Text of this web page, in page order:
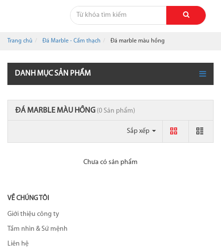
Trang chủ Đá Marble - Cẩm thạch Đá marble màu hồng
DANH MỤC SẢN PHẨM
ĐÁ MARBLE MÀU HỒNG (0 Sản phẩm)
Sắp xếp
Chưa có sản phẩm
VỀ CHÚNG TÔI
Giới thiệu công ty
Tầm nhìn & Sứ mệnh
Liên hệ